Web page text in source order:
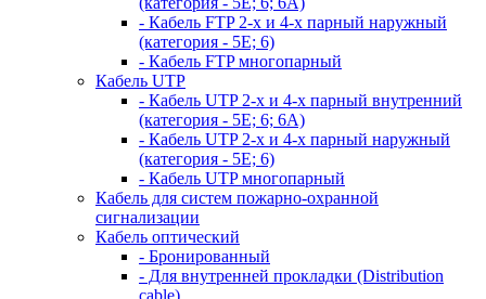
- Кабель FTP 2-х и 4-х парный наружный
(категория - 5Е; 6)
- Кабель FTP многопарный
Кабель UTP
- Кабель UTP 2-х и 4-х парный внутренний
(категория - 5Е; 6; 6А)
- Кабель UTP 2-х и 4-х парный наружный
(категория - 5Е; 6)
- Кабель UTP многопарный
Кабель для систем пожарно-охранной
сигнализации
Кабель оптический
- Бронированный
- Для внутренней прокладки (Distribution
cable)